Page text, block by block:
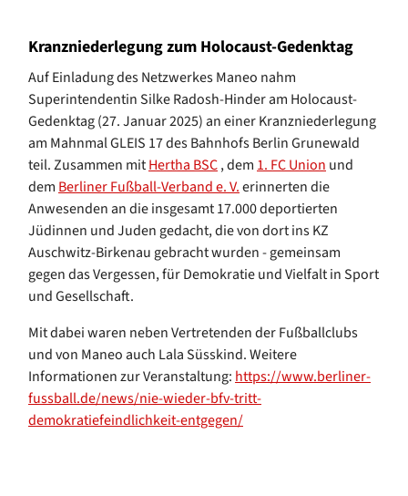
Kranzniederlegung zum Holocaust-Gedenktag
Auf Einladung des Netzwerkes Maneo nahm
Superintendentin Silke Radosh-Hinder am Holocaust-
Gedenktag (27. Januar 2025) an einer Kranzniederlegung
am Mahnmal GLEIS 17 des Bahnhofs Berlin Grunewald
teil. Zusammen mitHertha BSC, dem 1. FC Union und
dem Berliner Fußball-Verband e. V.erinnerten die
Anwesenden an die insgesamt 17.000 deportierten
Jüdinnen und Juden gedacht, die von dort ins KZ
Auschwitz-Birkenau gebracht wurden - gemeinsam
gegen das Vergessen, für Demokratie und Vielfalt in Sport
und Gesellschaft.
Mit dabei waren neben Vertretenden der Fußballclubs
und von Maneo auch Lala Süsskind. Weitere
Informationen zur Veranstaltung: https://www.berliner-
fussball.de/news/nie-wieder-bfv-tritt-
demokratiefeindlichkeit-entgegen/